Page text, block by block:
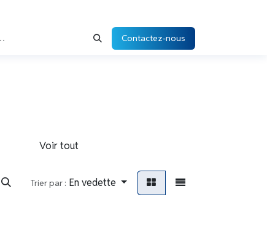
Contactez-nous
Voir tout
Trier par : En vedette